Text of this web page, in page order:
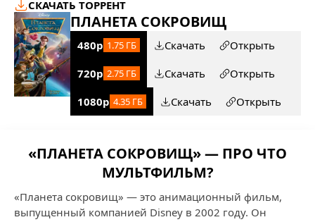
СКАЧАТЬ ТОРРЕНТ
ПЛАНЕТА СОКРОВИЩ
480p 1.75 ГБ Скачать
Открыть
720p 2.75 ГБ Скачать
Открыть
1080p 4.35 ГБ Скачать Открыть
«ПЛАНЕТА СОКРОВИЩ» — ПРО ЧТО
МУЛЬТФИЛЬМ?
«Планета сокровищ» — это анимационный фильм,
выпущенный компанией Disney в 2002 году. Он